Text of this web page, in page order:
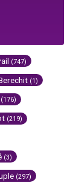
(747)
(1)
(176)
(219)
(3)
(297)